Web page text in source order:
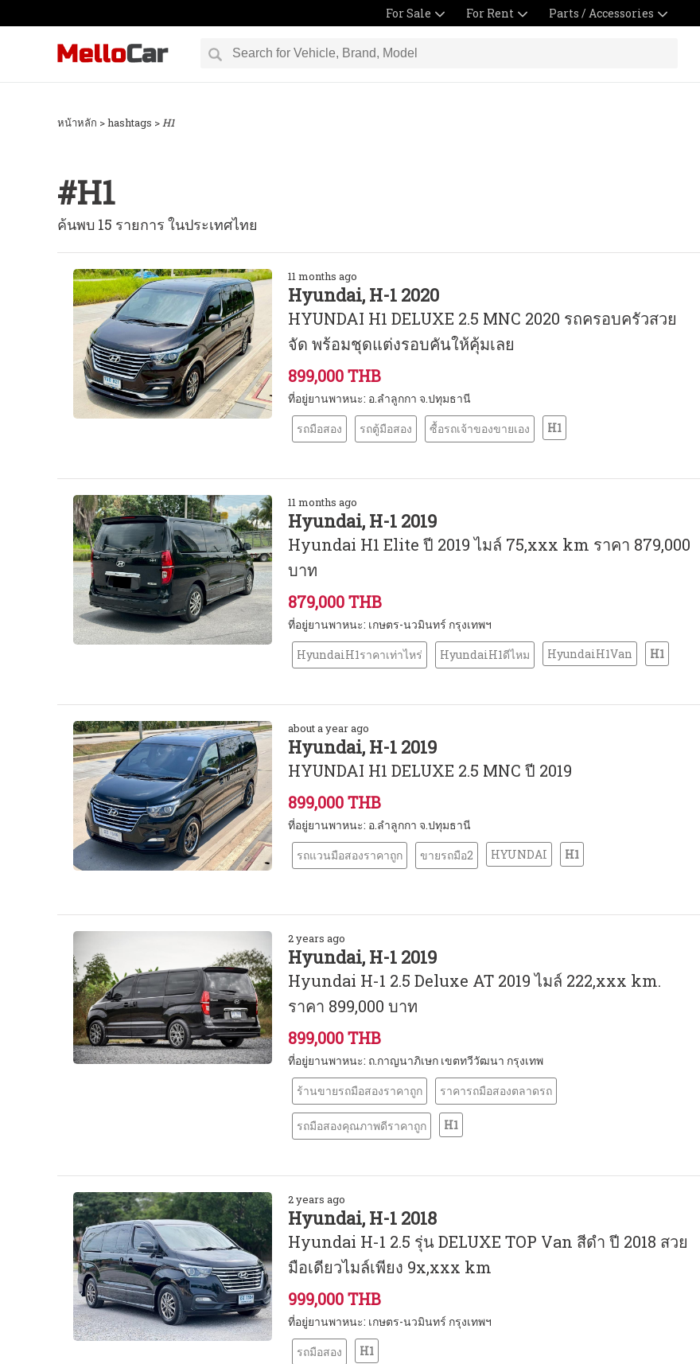
For Sale For Rent Parts / Accessories
หน้าหลัก > hashtags >H1
#H1
ค้นพบ 15 รายการ ในประเทศไทย
11 months ago
Hyundai, H-1 2020
HYUNDAI H1 DELUXE 2.5 MNC 2020 รถครอบครัวสวย
จัด พร้อมชุดแต่งรอบคันให้คุ้มเลย
899,000 THB
ที่อยู่ยานพาหนะ: อ.ลำลูกกา จ.ปทุมธานี
รถมือสอง
รถตู้มือสอง ซื้อรถเจ้าของขายเอง H1
11 months ago
Hyundai, H-1 2019
Hyundai H1 Elite ปี 2019 ไมล์ 75,xxx km ราคา 879,000
บาท
879,000 THB
ที่อยู่ยานพาหนะ: เกษตร-นวมินทร์ กรุงเทพฯ
HyundaiH1ราคาเท่าไหร่
HyundaiH1ดีไหม HyundaiH1Van H1
about a year ago
Hyundai, H-1 2019
HYUNDAI H1 DELUXE 2.5 MNC ปี 2019
899,000 THB
ที่อยู่ยานพาหนะ: อ.ลำลูกกา จ.ปทุมธานี
รถแวนมือสองราคาถูก
ขายรถมือ2 HYUNDAI H1
2 years ago
Hyundai, H-1 2019
Hyundai H-1 2.5 Deluxe AT 2019 ไมล์ 222,xxx km.
ราคา 899,000 บาท
899,000 THB
ที่อยู่ยานพาหนะ: ถ.กาญนาภิเษก เขตทวีวัฒนา กรุงเทพ
ร้านขายรถมือสองราคาถูก
ราคารถมือสองตลาดรถ
รถมือสองคุณภาพดีราคาถูก H1
2 years ago
Hyundai, H-1 2018
Hyundai H-1 2.5 รุ่น DELUXE TOP Van สีดำ ปี 2018 สวย
มือเดียวไมล์เพียง 9x,xxx km
999,000 THB
ที่อยู่ยานพาหนะ: เกษตร-นวมินทร์ กรุงเทพฯ
รถมือสอง
H1